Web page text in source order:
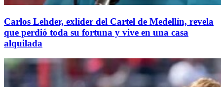
Carlos Lehder, exlíder del Cartel de Medellín, revela
que perdió toda su fortuna y vive en una casa
alquilada